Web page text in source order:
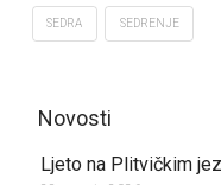
SEDRA SEDRENJE
Novosti
Ljeto na Plitvičkim